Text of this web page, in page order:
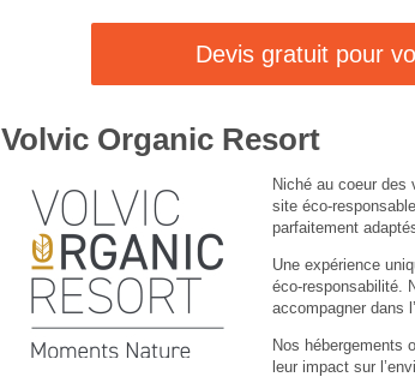
Devis gratuit pour
Volvic Organic Resort
Niché au coeur des
site éco-
parfaitement
Une expérience
éco-responsabilité.
accompagner dans
Nos hébergements
leur impact sur